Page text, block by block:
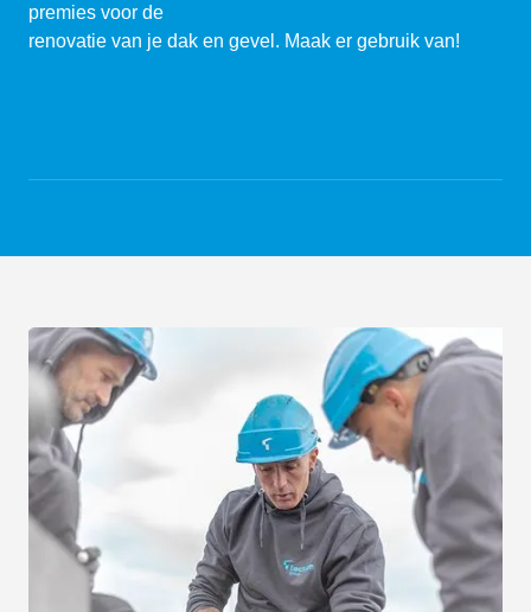
premies voor de
renovatie van je dak en gevel. Maak er gebruik van!